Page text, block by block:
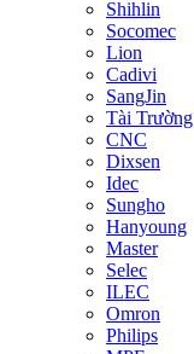
Shihlin
Socomec
Lion
Cadivi
SangJin
Tài
CNC
Dixsen
Idec
Sungho
Hanyoung
Master
Selec
ILEC
Omron
Philips